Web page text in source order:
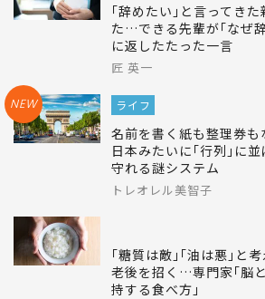
｢辞めたい｣と言ってき
た…できる先輩が｢なぜ
に返したたった一言
匠 英一
NEW ライフ
名前を書く紙も整理券
日本みたいに｢行列｣に
守れる謎システム
トレオレル美智子
｢糖質は敵｣｢油は悪｣と
老後を招く…専門家｢脳
持する食べ方｣